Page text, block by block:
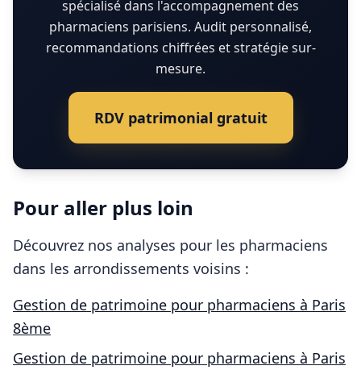
spécialisé dans l'accompagnement des
pharmaciens parisiens. Audit personnalisé,
recommandations chiffrées et stratégie sur-
mesure.
RDV patrimonial gratuit
Pour aller plus loin
Découvrez nos analyses pour les pharmaciens
dans les arrondissements voisins :
Gestion de patrimoine pour pharmaciens à Paris
8ème
Gestion de patrimoine pour pharmaciens à Paris